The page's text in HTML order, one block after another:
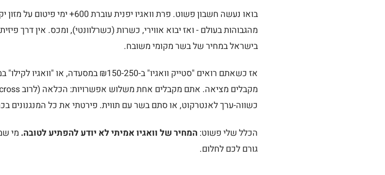
בואו נעשה חשבון פשוט. פרת וואגיו
בישראל במחיר של בשר מקומי משובח.
אז כשאתם רואים "סטייק וואגיו" ב-₪150-250
כשווה-ערך לאנטרקוט, או סתם בשר עם תווית. פירטתי את כל המנגנונים
הכלל שלי פשוט: המחיר של וואגיו אמיתי לא יודע להפתיע לטובה.
גורם לכם לחלום.